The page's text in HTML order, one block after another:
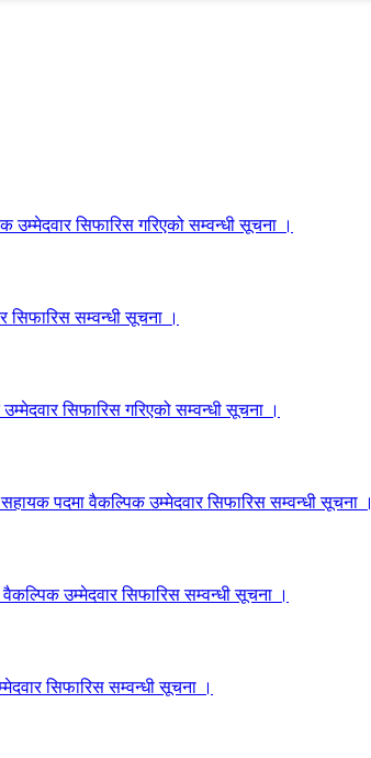
सिफारिस गरिएको सम्वन्धी सूचना ।
सिफारिस सम्वन्धी सूचना ।
सिफारिस गरिएको सम्वन्धी सूचना ।
पदमा वैकल्पिक उम्मेदवार सिफारिस सम्वन्धी सूचना ।
उम्मेदवार सिफारिस सम्वन्धी सूचना ।
सिफारिस सम्वन्धी सूचना ।